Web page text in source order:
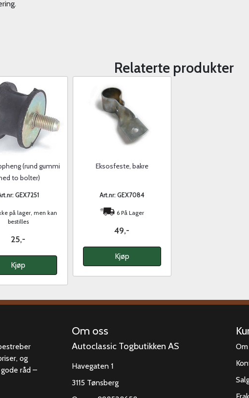
Relaterte produkter
(rund gummi
to bolter)
GEX7251
på lager, men kan
bestilles
25,-
Kjøp
Eksosfeste, bakre
Art.nr: GEX7084
6 På Lager
49,-
Kjøp
og
råd –
Om oss
Autoclassic Togbutikken AS
Havegaten 1
3115 Tønsberg